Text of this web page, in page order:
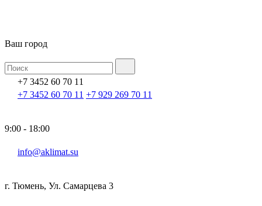
Ваш город
+7 3452 60 70 11
+7 3452 60 70 11 +7 929 269 70 11
9:00 - 18:00
info@aklimat.su
г. Тюмень, Ул. Самарцева 3